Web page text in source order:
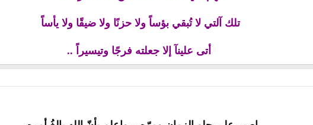
تلك آلتي لا تُبقي بؤساً ولا حزنًا ولا ضيقًا ولا يأساً
أتى علينآ إلا جعلته فرجًا وتيسيراً ..